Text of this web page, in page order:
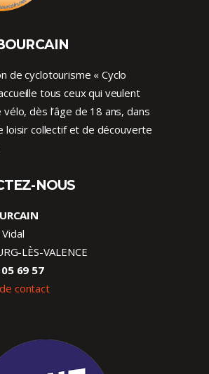
de cyclotourisme « Cyclo
tous ceux qui veulent
dès l’âge de 18 ans, dans
loisir collectif et de découverte
NOUS
LÈS-VALENCE
69 57
contact